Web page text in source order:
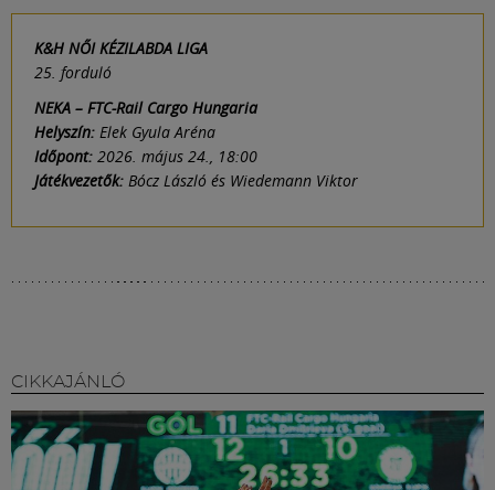
K&H NŐI KÉZILABDA LIGA
25. forduló
NEKA – FTC-Rail Cargo Hungaria
Helyszín: Elek Gyula Aréna
Időpont: 2026. május 24., 18:00
Játékvezetők: Bócz László és Wiedemann Viktor
CIKKAJÁNLÓ